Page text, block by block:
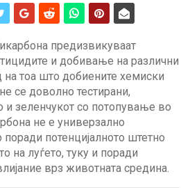
предизвикуваат
и добивање на различни
на тоа што добиените хемиски
се доволно тестирани,
зеленчукот со потопување во
не е универзално
потенцијалното штетно
на луѓето, туку и поради
врз животната средина.